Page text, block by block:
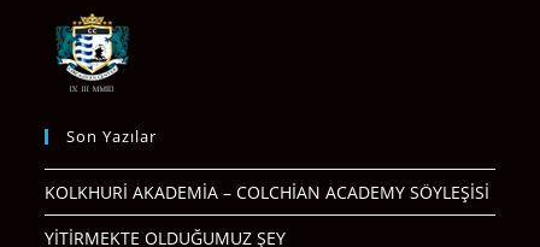
Son Yazılar
KOLKHURİ AKADEMİA – COLCHİAN ACADEMY SÖYLEŞİSİ
YİTİRMEKTE OLDUĞUMUZ ŞEY